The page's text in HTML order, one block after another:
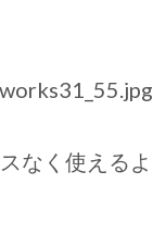
なく使える